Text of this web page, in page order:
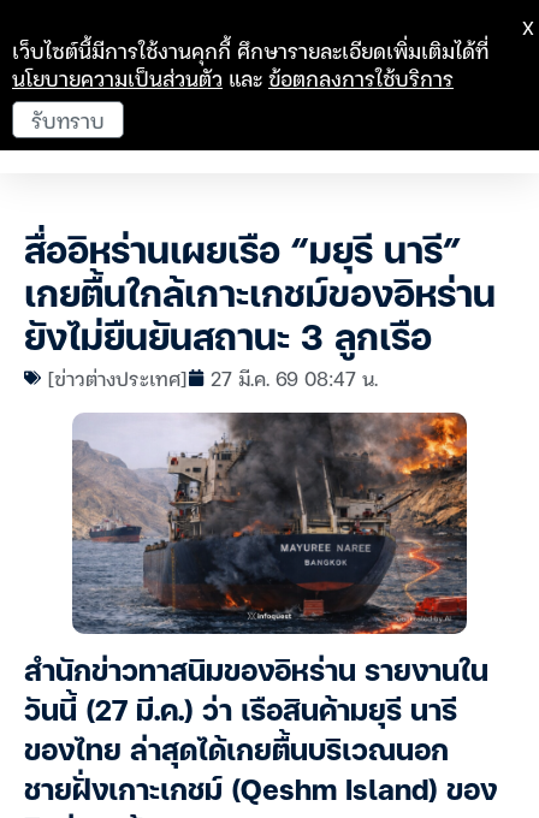
สื่ออิหร่านเผยเรือ “มยุรี นารี”
เกยตื้นใกล้เกาะเกชม์ของอิหร่าน
ยังไม่ยืนยันสถานะ 3 ลูกเรือ
[ข่าวต่างประเทศ] 27 มี.ค. 69 08:47 น.
สำนักข่าวทาสนิมของอิหร่าน รายงานใน
วันนี้ (27 มี.ค.) ว่า เรือสินค้ามยุรี นารี
ของไทย ล่าสุดได้เกยตื้นบริเวณนอก
ชายฝั่งเกาะเกชม์ (Qeshm Island) ของ
เว็บไซต์นี้มีการใช้งานคุกกี้ ศึกษารายละเอียดเพิ่มเติมได้ที่
นโยบายความเป็นส่วนตัว และข้อตกลงการใช้บริการ
รับทราบ
X